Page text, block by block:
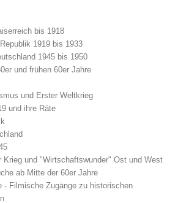
bis 1918
1919 bis 1933
1945 bis 1950
und frühen 60er Jahre
und Erster Weltkrieg
und ihre Räte
Krieg und "Wirtschaftswunder" Ost und West
ab Mitte der 60er Jahre
- Filmische Zugänge zu historischen